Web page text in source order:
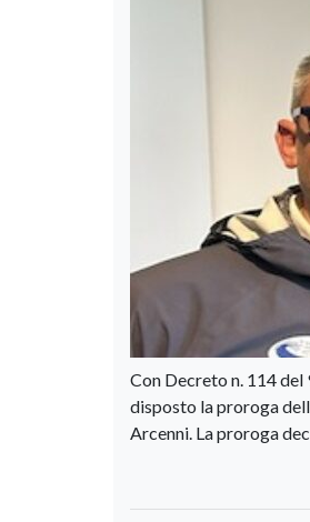
Con Decreto n. 114
disposto la proroga
Arcenni. La proroga